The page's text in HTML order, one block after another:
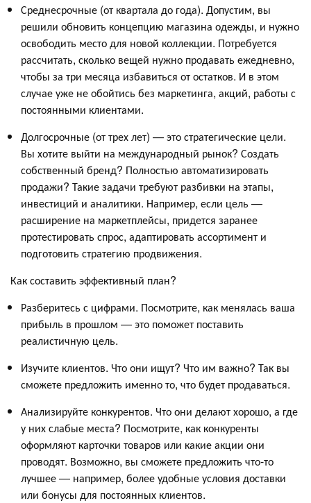
Среднесрочные (от квартала до года). Допустим, вы
решили обновить концепцию магазина одежды, и нужно
освободить место для новой коллекции. Потребуется
рассчитать, сколько вещей нужно продавать ежедневно,
чтобы за три месяца избавиться от остатков. И в этом
случае уже не обойтись без маркетинга, акций, работы с
постоянными клиентами.
Долгосрочные (от трех лет) — это стратегические цели.
Вы хотите выйти на международный рынок? Создать
собственный бренд? Полностью автоматизировать
продажи? Такие задачи требуют разбивки на этапы,
инвестиций и аналитики. Например, если цель —
расширение на маркетплейсы, придется заранее
протестировать спрос, адаптировать ассортимент и
подготовить стратегию продвижения.
Как составить эффективный план?
Разберитесь с цифрами. Посмотрите, как менялась ваша
прибыль в прошлом — это поможет поставить
реалистичную цель.
Изучите клиентов. Что они ищут? Что им важно? Так вы
сможете предложить именно то, что будет продаваться.
Анализируйте конкурентов. Что они делают хорошо, а где
у них слабые места? Посмотрите, как конкуренты
оформляют карточки товаров или какие акции они
проводят. Возможно, вы сможете предложить что-то
лучшее — например, более удобные условия доставки
или бонусы для постоянных клиентов.